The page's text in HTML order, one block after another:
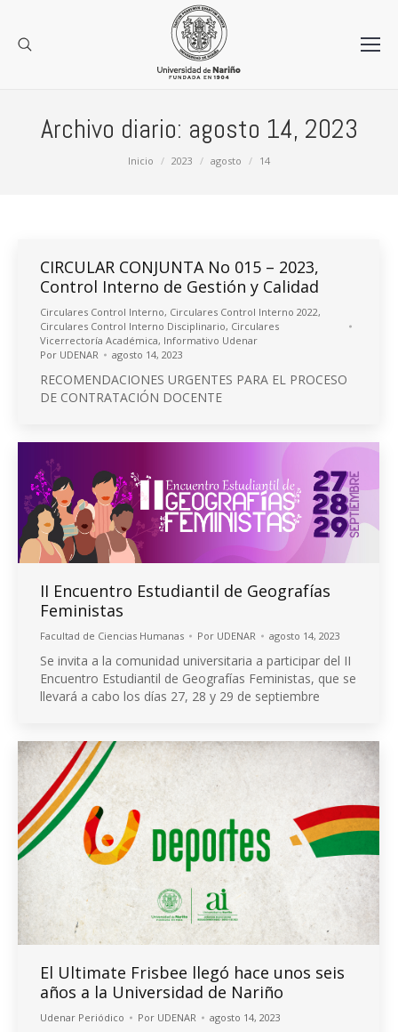
Archivo diario: agosto 14, 2023
Inicio 2023 agosto 14
CIRCULAR CONJUNTA No 015 – 2023,
Control Interno de Gestión y Calidad
Circulares Control Interno, Circulares Control Interno 2022,
Circulares Control Interno Disciplinario, Circulares
Vicerrectoría Académica, Informativo Udenar
Por UDENAR agosto 14, 2023
RECOMENDACIONES URGENTES PARA EL PROCESO
DE CONTRATACIÓN DOCENTE
II Encuentro Estudiantil de Geografías
Feministas
Facultad de Ciencias Humanas Por UDENAR agosto 14, 2023
Se invita a la comunidad universitaria a participar del II
Encuentro Estudiantil de Geografías Feministas, que se
llevará a cabo los días 27, 28 y 29 de septiembre
El Ultimate Frisbee llegó hace unos seis
años a la Universidad de Nariño
Udenar Periódico Por UDENAR agosto 14, 2023